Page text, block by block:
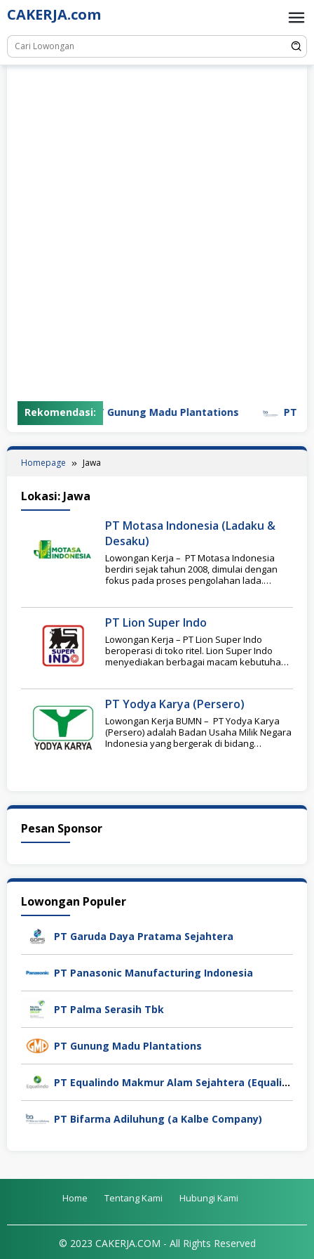
Skip
to
content
CAKERJA.com
Rekomendasi:PT Gunung Madu Plantations PT
Homepage Jawa
Lokasi: Jawa
PT Motasa Indonesia (Ladaku &
Desaku)
Lowongan Kerja – PT Motasa Indonesia
berdiri sejak tahun 2008, dimulai dengan
fokus pada proses pengolahan lada.
PT Lion Super Indo
Lowongan Kerja – PT Lion Super Indo
beroperasi di toko ritel. Lion Super Indo
menyediakan berbagai macam kebutuhan
PT Yodya Karya (Persero)
Lowongan Kerja BUMN – PT Yodya Karya
(Persero) adalah Badan Usaha Milik Negara
Indonesia yang bergerak di bidang
Pesan Sponsor
Lowongan Populer
PT Garuda Daya Pratama Sejahtera
PT Panasonic Manufacturing Indonesia
PT Palma Serasih Tbk
PT Gunung Madu Plantations
PT Equalindo Makmur Alam Sejahtera (Equalindo Group)
PT Bifarma Adiluhung (a Kalbe Company)
Home Tentang Kami Hubungi Kami
© 2023 CAKERJA.COM - All Rights Reserved